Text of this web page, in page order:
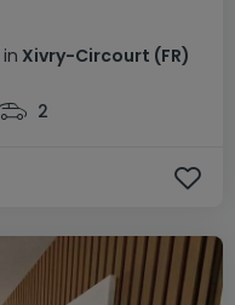
in Xivry-Circourt (FR)
2